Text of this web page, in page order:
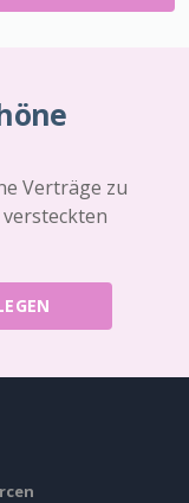
Verträge zu